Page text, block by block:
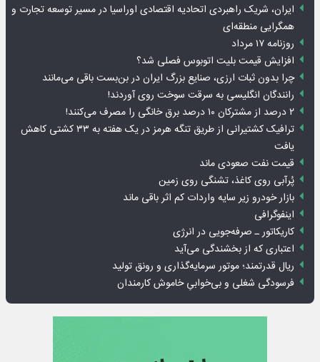
ایران، شریک راهبردی اتحادیه اقتصادی اوراسیا در مسیر توسعه تجارت و
همگرایی منطقه‌ای
روزنامه ۱۷ مرداد
افزایش قیمت بلیت اتوبوس فصلی شد؟
چرا بدون ثبات ارزی، صنایع بزرگ ایران در بن‌بست باقی می‌مانند
رانندگان انگلیسی به سرقت سوخت روی آوردند!
۲ درصد از مشترکان ۱۰ درصد برق خانگی را مصرف می‌کنند!
ترافیک کشتیرانی از طریق تنگه هرمز در یک هفته به ۳۳ کشتی کاهش
یافت
قیمت نفت صعودی ماند
پُرآبی روی کاغذ، تشنگی روی زمین
بازار خودرو زیر سایه واردات کم اثر باقی ماند
اینفوگرافی
کاریکاتور ـ صرفه‌جویی در انرژی
اعتباری که از بخشندگی می‌آید
ریال قدرتمند؛ موتور سرمایه‌گذاری و رونق تولید
فرسودگی شغلی و بی‌خوابیِ خاموش کارمندان